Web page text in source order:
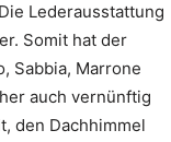
Lederausstattung
Somit hat der
Sabbia, Marrone
auch vernünftig
den Dachhimmel